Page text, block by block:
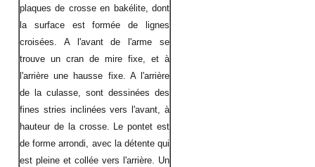
plaques de crosse en bakélite, dont
la surface est formée de lignes
croisées. A l'avant de l'arme se
trouve un cran de mire fixe, et à
l'arrière une hausse fixe. A l'arrière
de la culasse, sont dessinées des
fines stries inclinées vers l'avant, à
hauteur de la crosse. Le pontet est
de forme arrondi, avec la détente qui
est pleine et collée vers l'arrière. Un